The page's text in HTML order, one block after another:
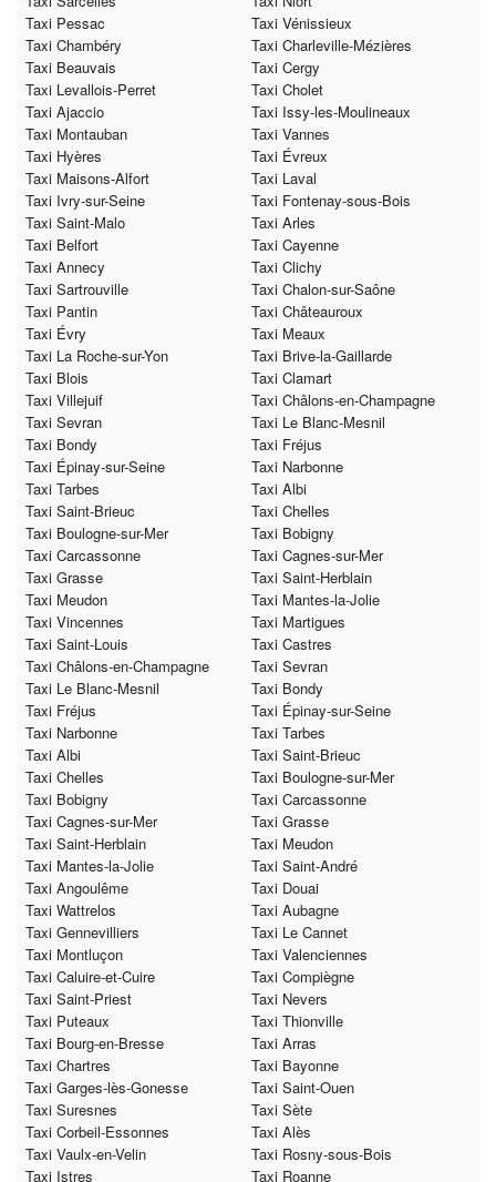
Taxi Pessac
Taxi Vénissieux
Taxi Chambéry
Taxi Charleville-Mézières
Taxi Beauvais
Taxi Cergy
Taxi Levallois-Perret
Taxi Cholet
Taxi Ajaccio
Taxi Issy-les-Moulineaux
Taxi Montauban
Taxi Vannes
Taxi Hyères
Taxi Évreux
Taxi Maisons-Alfort
Taxi Laval
Taxi Ivry-sur-Seine
Taxi Fontenay-sous-Bois
Taxi Saint-Malo
Taxi Arles
Taxi Belfort
Taxi Cayenne
Taxi Annecy
Taxi Clichy
Taxi Sartrouville
Taxi Chalon-sur-Saône
Taxi Pantin
Taxi Châteauroux
Taxi Évry
Taxi Meaux
Taxi La Roche-sur-Yon
Taxi Brive-la-Gaillarde
Taxi Blois
Taxi Clamart
Taxi Villejuif
Taxi Châlons-en-Champagne
Taxi Sevran
Taxi Le Blanc-Mesnil
Taxi Bondy
Taxi Fréjus
Taxi Épinay-sur-Seine
Taxi Narbonne
Taxi Tarbes
Taxi Albi
Taxi Saint-Brieuc
Taxi Chelles
Taxi Boulogne-sur-Mer
Taxi Bobigny
Taxi Carcassonne
Taxi Cagnes-sur-Mer
Taxi Grasse
Taxi Saint-Herblain
Taxi Meudon
Taxi Mantes-la-Jolie
Taxi Vincennes
Taxi Martigues
Taxi Saint-Louis
Taxi Castres
Taxi Châlons-en-Champagne
Taxi Sevran
Taxi Le Blanc-Mesnil
Taxi Bondy
Taxi Fréjus
Taxi Épinay-sur-Seine
Taxi Narbonne
Taxi Tarbes
Taxi Albi
Taxi Saint-Brieuc
Taxi Chelles
Taxi Boulogne-sur-Mer
Taxi Bobigny
Taxi Carcassonne
Taxi Cagnes-sur-Mer
Taxi Grasse
Taxi Saint-Herblain
Taxi Meudon
Taxi Mantes-la-Jolie
Taxi Saint-André
Taxi Angoulême
Taxi Douai
Taxi Wattrelos
Taxi Aubagne
Taxi Gennevilliers
Taxi Le Cannet
Taxi Montluçon
Taxi Valenciennes
Taxi Caluire-et-Cuire
Taxi Compiègne
Taxi Saint-Priest
Taxi Nevers
Taxi Puteaux
Taxi Thionville
Taxi Bourg-en-Bresse
Taxi Arras
Taxi Chartres
Taxi Bayonne
Taxi Garges-lès-Gonesse
Taxi Saint-Ouen
Taxi Suresnes
Taxi Sète
Taxi Corbeil-Essonnes
Taxi Alès
Taxi Vaulx-en-Velin
Taxi Rosny-sous-Bois
Taxi Istres
Taxi Roanne